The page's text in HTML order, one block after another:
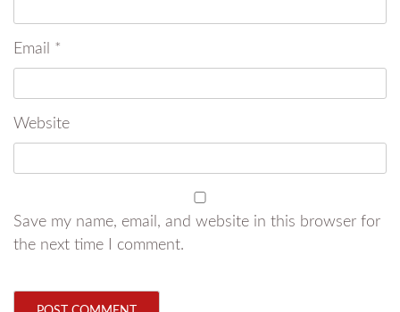
Email *
Website
Save my name, email, and website in this browser for
the next time I comment.